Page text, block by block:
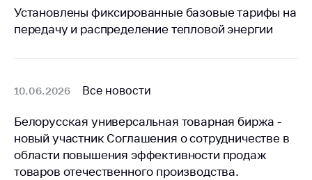
регулирование и
конкуренция
контроль закупок
Защита прав
потребителей
Регулирование
рекламной
Установлены фиксированные базовые тарифы на
передачу и распределение тепловой энергии
10.06.2026 Все новости
Белорусская универсальная товарная биржа -
новый участник Соглашения о сотрудничестве в
области повышения эффективности продаж
товаров отечественного производства.